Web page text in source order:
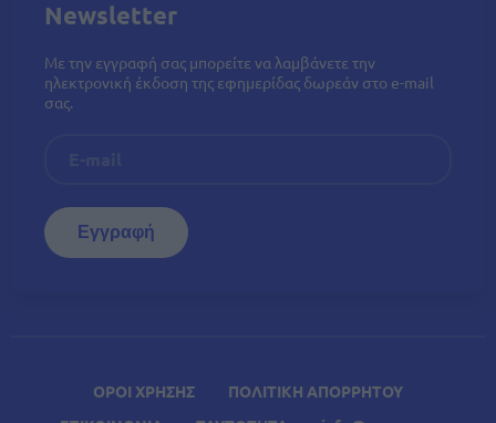
ΟΡΟΙ ΧΡΗΣΗΣ
ΠΟΛΙΤΙΚΗ ΑΠΟΡΡΗΤΟΥ
Newsletter
Με την εγγραφή σας μπορείτε να λαμβάνετε την
ηλεκτρονική έκδοση της εφημερίδας δωρεάν στο e-mail
σας.